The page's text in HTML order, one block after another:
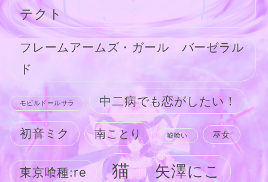
テクト
フレームアームズ・ガール バーゼラル
ド
モビルドールサラ 中二病でも恋がしたい！
初音ミク 南ことり 嘘喰い 巫女
東京喰種:re 猫 矢澤にこ